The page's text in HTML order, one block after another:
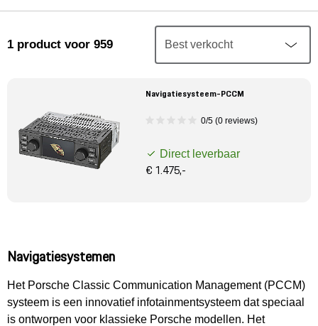
Mijn account
Meer Porsche
Porsche informatie
1 product voor 959
Navigatiesysteem-PCCM
0/5 (0 reviews)
Direct leverbaar
€ 1.475,-
Navigatiesystemen
Het Porsche Classic Communication Management (PCCM)
systeem is een innovatief infotainmentsysteem dat speciaal
is ontworpen voor klassieke Porsche modellen. Het